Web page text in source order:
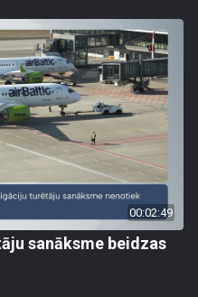
00:02:49
sanāksme beidzas